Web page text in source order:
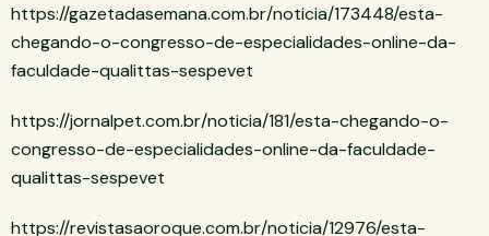
https://gazetadasemana.com.br/noticia/173448/esta-
chegando-o-congresso-de-especialidades-online-da-
faculdade-qualittas-sespevet
https://jornalpet.com.br/noticia/181/esta-chegando-o-
congresso-de-especialidades-online-da-faculdade-
qualittas-sespevet
https://revistasaoroque.com.br/noticia/12976/esta-